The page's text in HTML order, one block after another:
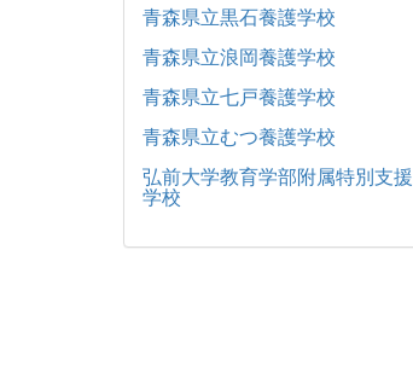
青森県立黒石養護学校
青森県立浪岡養護学校
青森県立七戸養護学校
青森県立むつ養護学校
弘前大学教育学部附属特別支援
学校